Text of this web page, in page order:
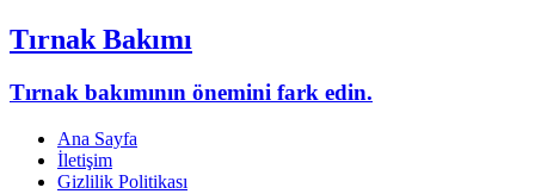
Tırnak Bakımı
Tırnak bakımının önemini fark edin.
Ana Sayfa
İletişim
Gizlilik Politikası